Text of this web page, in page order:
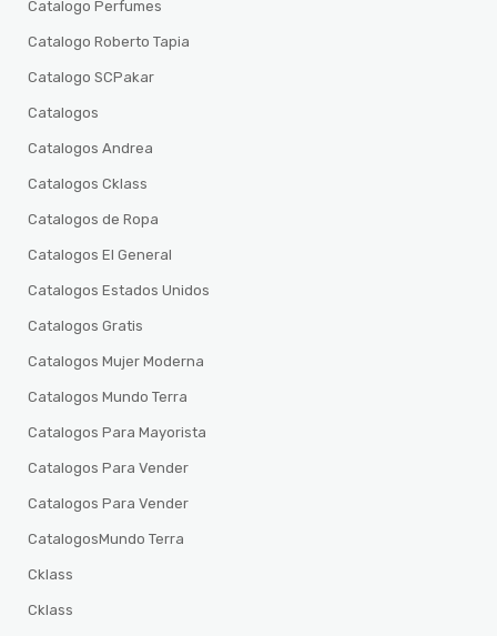
Catalogo Perfumes
Catalogo Roberto Tapia
Catalogo SCPakar
Catalogos
Catalogos Andrea
Catalogos Cklass
Catalogos de Ropa
Catalogos El General
Catalogos Estados Unidos
Catalogos Gratis
Catalogos Mujer Moderna
Catalogos Mundo Terra
Catalogos Para Mayorista
Catalogos Para Vender
Catalogos Para Vender
CatalogosMundo Terra
Cklass
Cklass